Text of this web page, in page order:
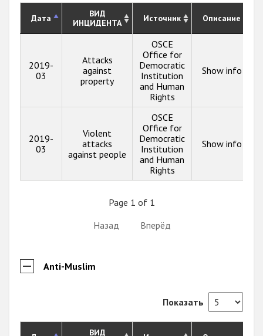
Дата
ВИД
ИНЦИДЕНТА
Источник Описание
2019-
03
Attacks
against
property
OSCE
Office for
Democratic
Institution
and Human
Rights
Show info
2019-
03
Violent
attacks
against people
OSCE
Office for
Democratic
Institution
and Human
Rights
Show info
Page 1 of 1
Назад
Вперёд
Anti-Muslim
Показать
ВИД